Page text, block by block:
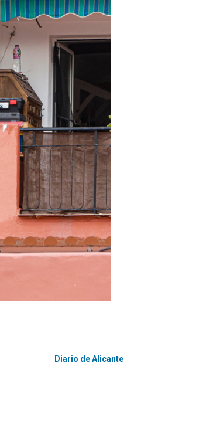
Diario de Alicante